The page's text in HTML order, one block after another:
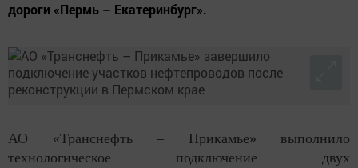
дороги «Пермь – Екатеринбург».
АО «Транснефть – Прикамье» выполнило
технологическое подключение двух